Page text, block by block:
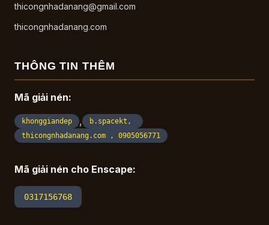
thicongnhadanang@gmail.com
thicongnhadanang.com
THÔNG TIN THÊM
Mã giải nén:
khonggiandep ,
b.spacekt,
thicongnhadanang.com , 0905056771
Mã giải nén cho Enscape:
0317156768